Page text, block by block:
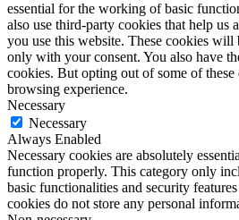
essential for the working of basic
also use third-party cookies that help us
you use this website. These cookies
only with your consent. You also have
cookies. But opting out of some of
browsing experience.
Necessary
Necessary
Always Enabled
Necessary cookies are absolutely
function properly. This category only
basic functionalities and security
cookies do not store any personal